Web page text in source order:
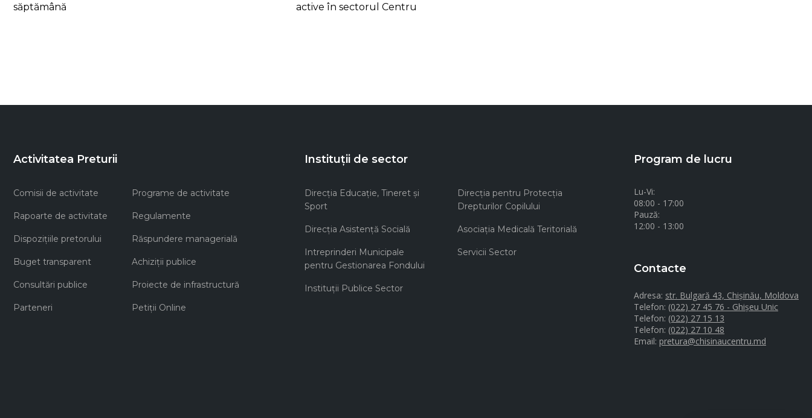
săptămână
active în sectorul Centru
Activitatea Preturii
Comisii de activitate Programe de activitate
Rapoarte de activitate Regulamente
Dispozițiile pretorului Răspundere managerială
Buget transparent Achiziţii publice
Consultări publice Proiecte de infrastructură
Parteneri Petiții Online
Instituții de sector
Direcţia Educaţie, Tineret şi
Sport
Direcţia pentru Protecţia
Drepturilor Copilului
Direcţia Asistenţă Socială Asociaţia Medicală Teritorială
Intreprinderi Municipale
pentru Gestionarea Fondului
Servicii Sector
Instituţii Publice Sector
Program de lucru
Lu-Vi:
08:00 - 17:00
Pauză:
12:00 - 13:00
Contacte
Adresa: str. Bulgară 43, Chișinău, Moldova
Telefon: (022) 27 45 76 - Ghișeu Unic
Telefon: (022) 27 15 13
Telefon: (022) 27 10 48
Email: pretura@chisinaucentru.md